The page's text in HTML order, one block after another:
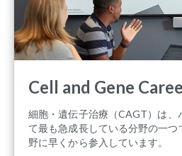
Cell and Gene
細胞・遺伝子治療（CAGT）は、
て最も急成長している分野の一
野に早くから参入しています。